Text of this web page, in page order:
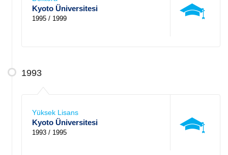
Kyoto Üniversitesi
1995 / 1999
1993
Yüksek Lisans
Kyoto Üniversitesi
1993 / 1995